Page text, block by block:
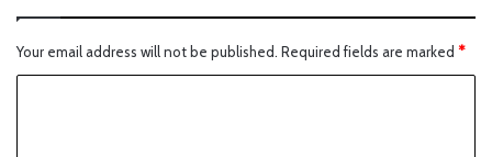
Your email address will not be published. Required fields are marked *